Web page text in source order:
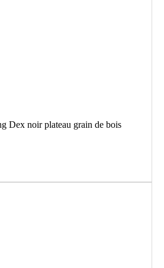
Dex noir plateau grain de bois